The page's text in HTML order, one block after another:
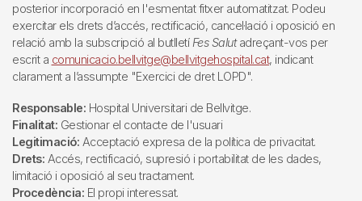
posterior incorporació en l'esmentat fitxer automatitzat. Podeu
exercitar els drets d’accés, rectificació, cancel·lació i oposició en
relació amb la subscripció al butlletí Fes Salutadreçant-vos per
escrit a comunicacio.bellvitge@bellvitgehospital.cat, indicant
clarament a l’assumpte "Exercici de dret LOPD".
Responsable: Hospital Universitari de Bellvitge.
Finalitat: Gestionar el contacte de l'usuari
Legitimació: Acceptació expresa de la política de privacitat.
Drets: Accés, rectificació, supresió i portabilitat de les dades,
limitació i oposició al seu tractament.
Procedència: El propi interessat.